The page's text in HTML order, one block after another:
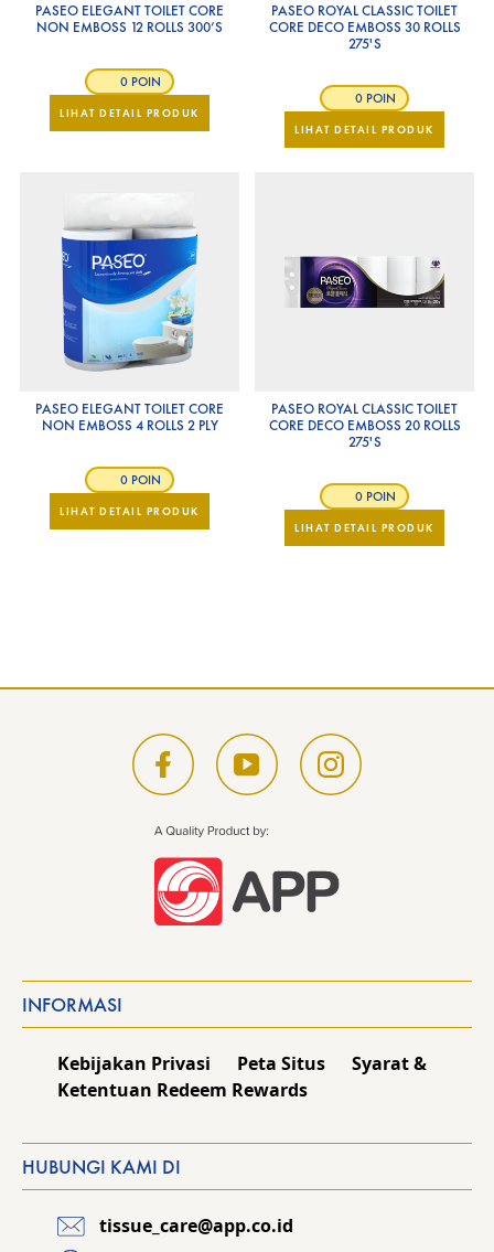
PASEO ELEGANT TOILET CORE
NON EMBOSS 12 ROLLS 300’S
0 POIN
LIHAT DETAIL PRODUK
PASEO ROYAL CLASSIC TOILET
CORE DECO EMBOSS 30 ROLLS
275'S
0 POIN
LIHAT DETAIL PRODUK
PASEO ELEGANT TOILET CORE
NON EMBOSS 4 ROLLS 2 PLY
0 POIN
LIHAT DETAIL PRODUK
PASEO ROYAL CLASSIC TOILET
CORE DECO EMBOSS 20 ROLLS
275'S
0 POIN
LIHAT DETAIL PRODUK
INFORMASI
Kebijakan Privasi Peta Situs
Syarat &
Ketentuan Redeem Rewards
HUBUNGI KAMI DI
tissue_care@app.co.id